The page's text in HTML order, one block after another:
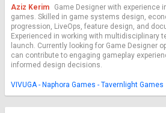
Aziz Kerim
Game Designer with experience
games. Skilled in game systems design,
progression, LiveOps, feature design, and
Experienced in working with multidisciplinary
launch. Currently looking for Game Designer
can contribute to engaging gameplay
informed design decisions.
VIVUGA - Naphora Games - Tavernlight Games